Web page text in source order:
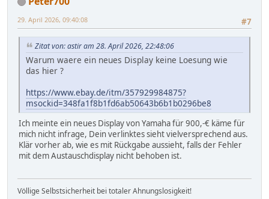
#7
29. April 2026, 09:40:08
Zitat von: astir am 28. April 2026, 22:48:06
Warum waere ein neues Display keine Loesung wie
das hier ?
https://www.ebay.de/itm/357929984875?
msockid=348fa1f8b1fd6ab50643b6b1b0296be8
Ich meinte ein neues Display von Yamaha für 900,-€ käme für
mich nicht infrage, Dein verlinktes sieht vielversprechend aus.
Klär vorher ab, wie es mit Rückgabe aussieht, falls der Fehler
mit dem Austauschdisplay nicht behoben ist.
Völlige Selbstsicherheit bei totaler Ahnungslosigkeit!